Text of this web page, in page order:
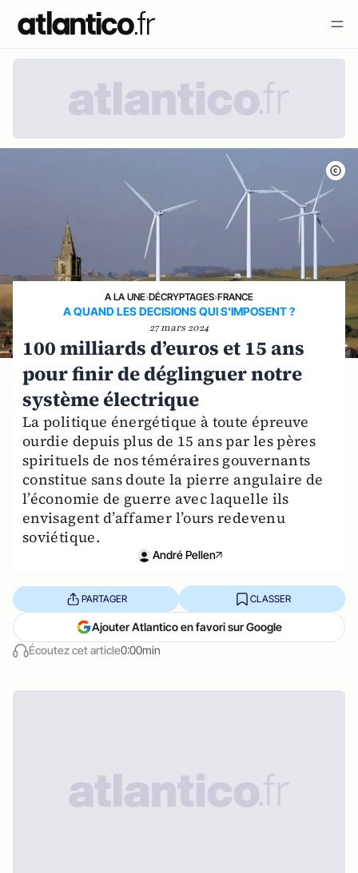
A LA UNE›DÉCRYPTAGES›FRANCE
A QUAND LES DECISIONS QUI S'IMPOSENT ?
27 mars 2024
100 milliards d’euros et 15 ans
pour finir de déglinguer notre
système électrique
La politique énergétique à toute épreuve
ourdie depuis plus de 15 ans par les pères
spirituels de nos téméraires gouvernants
constitue sans doute la pierre angulaire de
l’économie de guerre avec laquelle ils
envisagent d’affamer l’ours redevenu
soviétique.
André Pellen
Écoutez cet article0:00min
PARTAGER CLASSER
Ajouter Atlantico en favori sur Google